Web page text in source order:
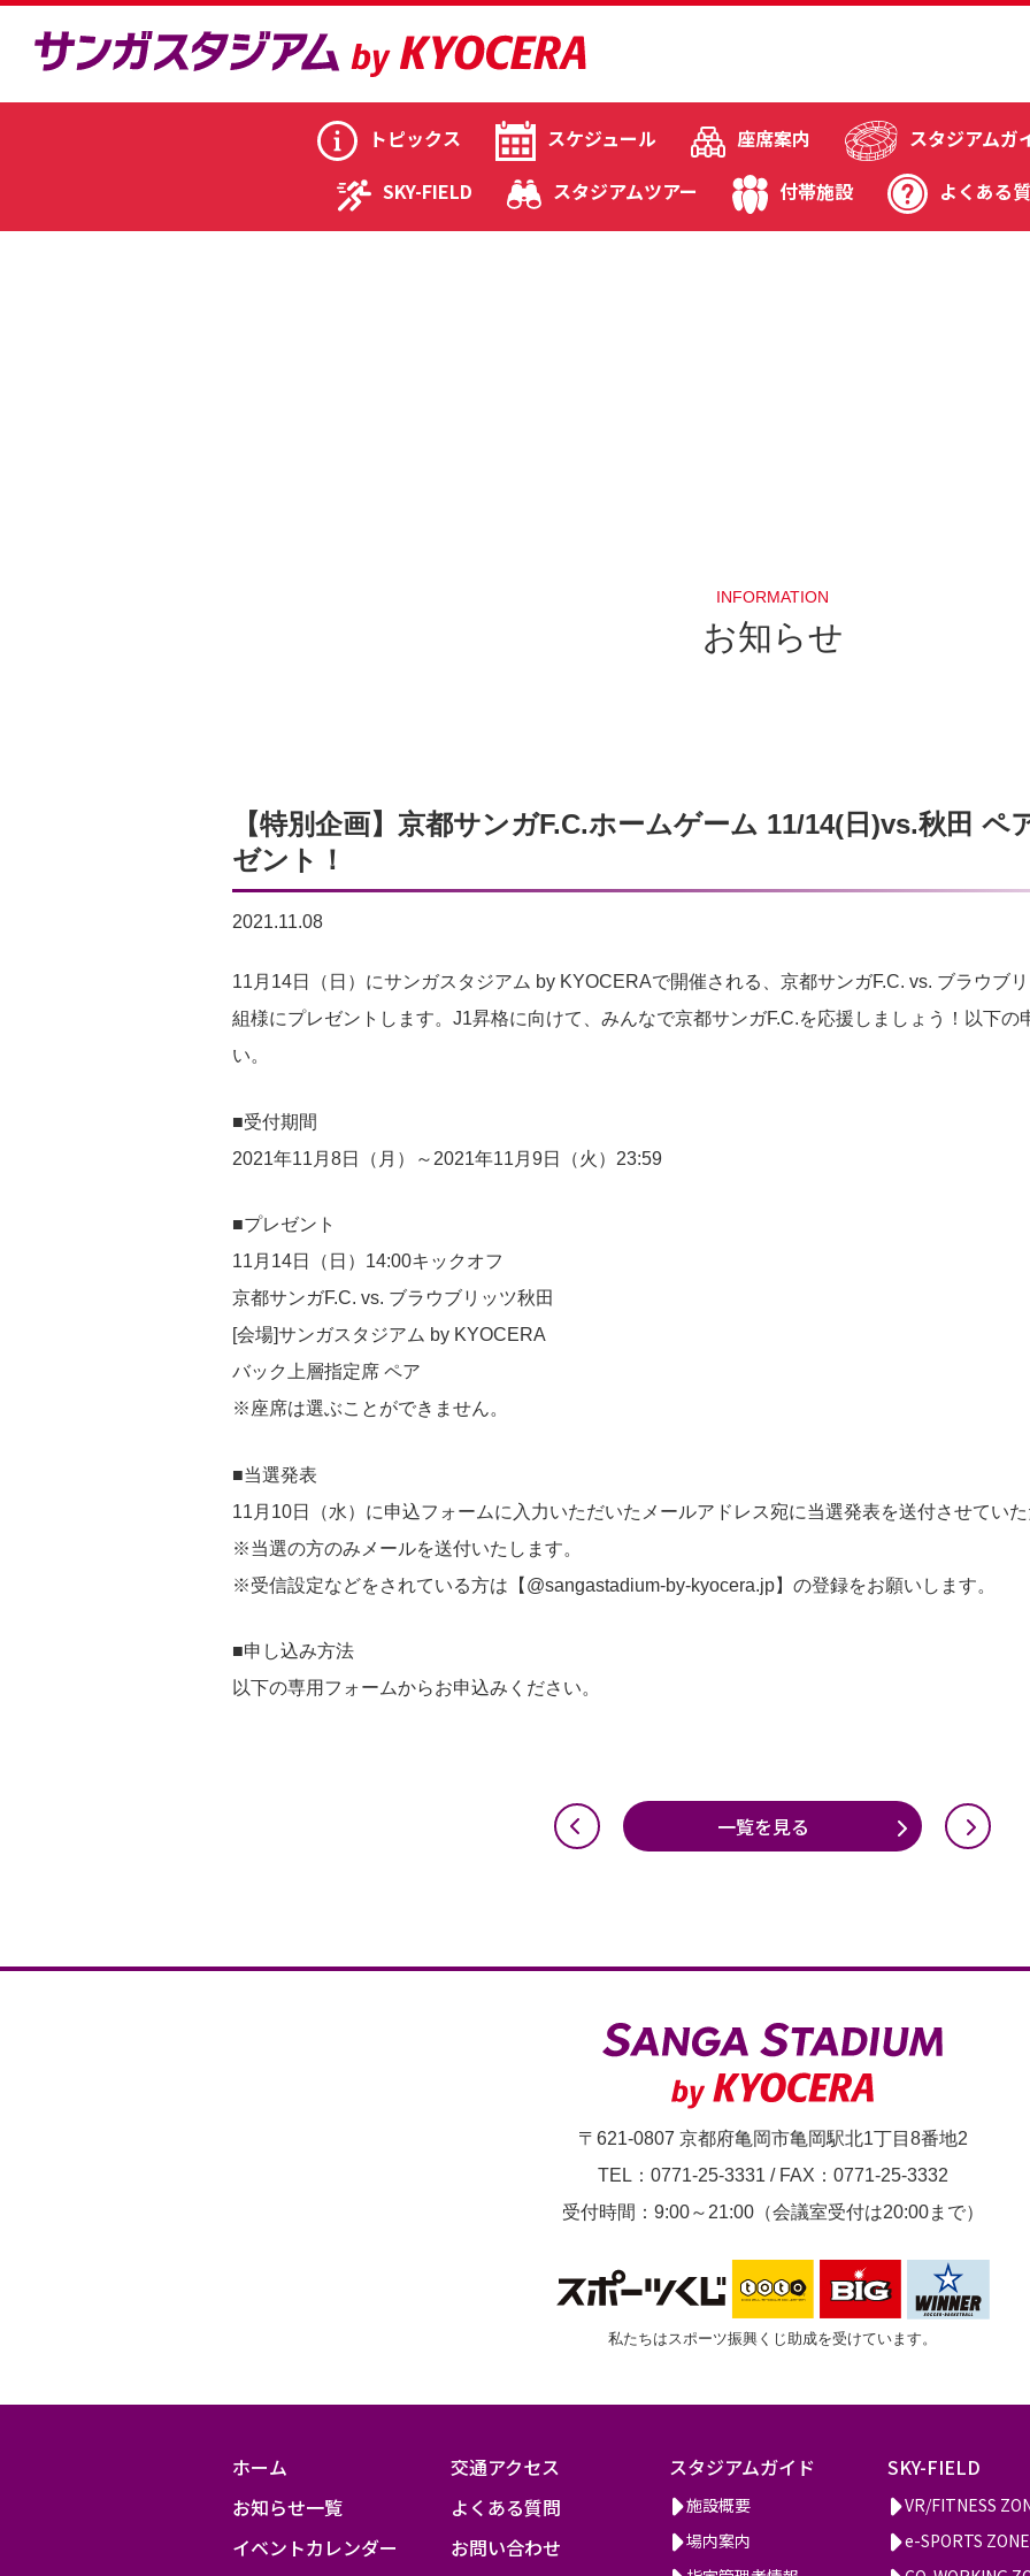
トピックス スケジュール 座席案内 スタジアムガ
SKY-FIELD
スタジアムツアー 付帯施設 よくある
INFORMATION
お知らせ
【特別企画】京都サンガF.C.ホームゲーム 11/14(日)vs.秋田 ペ
ゼント！
2021.11.08
11月14日（日）にサンガスタジアム by KYOCERAで開催される、京都サンガF.C. vs. ブラウブ
組様にプレゼントします。J1昇格に向けて、みんなで京都サンガF.C.を応援しましょう！以下の
い。
■受付期間
2021年11月8日（月）～2021年11月9日（火）23:59
■プレゼント
11月14日（日）14:00キックオフ
京都サンガF.C. vs. ブラウブリッツ秋田
[会場]サンガスタジアム by KYOCERA
バック上層指定席 ペア
※座席は選ぶことができません。
■当選発表
11月10日（水）に申込フォームに入力いただいたメールアドレス宛に当選発表を送付させていた
※当選の方のみメールを送付いたします。
※受信設定などをされている方は【@sangastadium-by-kyocera.jp】の登録をお願いします。
■申し込み方法
以下の専用フォームからお申込みください。
一覧を見る
〒621-0807 京都府亀岡市亀岡駅北1丁目8番地2
TEL：0771-25-3331 / FAX：0771-25-3332
受付時間：9:00～21:00（会議室受付は20:00まで）
私たちはスポーツ振興くじ助成を受けています。
ホーム
お知らせ一覧
イベントカレンダー
交通アクセス
よくある質問
お問い合わせ
スタジアムガイド
施設概要
場内案内
SKY-FIELD
VR/FITNESS
e-SPORTS ZONE